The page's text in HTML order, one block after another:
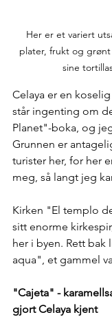
Her er et variert
plater, frukt og
sine
Celaya er en
står ingenting om
Planet"-boka, og
Grunnen er
turister her, for her
meg, så langt jeg
Kirken "El templo
sitt enorme
her i byen. Rett
aqua", et gammel
"Cajeta" -
gjort Celaya kjent